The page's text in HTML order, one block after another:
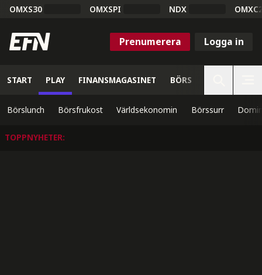
OMXS30 OMXSPI NDX
Prenumerera Logga in
START PLAY FINANSMAGASINET BÖRS
Börslunch Börsfrukost Världsekonomin Börssurr
TOPPNYHETER: